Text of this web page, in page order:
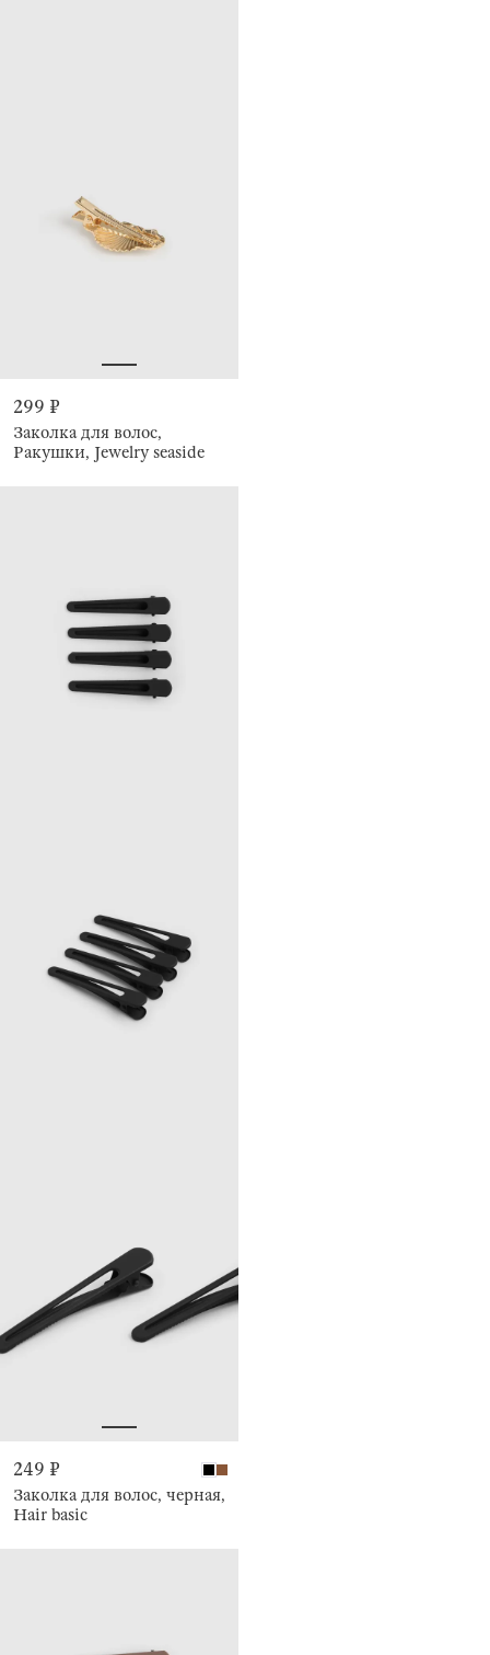
299 ₽
Заколка для волос,
Ракушки, Jewelry seaside
249 ₽
Заколка для волос, черная,
Hair basic